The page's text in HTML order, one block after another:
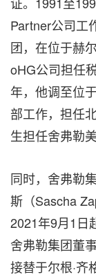
Partner公司工
团，在位于赫
oHG公司担任
年，他调至位
部工作，担任
生担任舍弗勒
同时，舍弗勒
斯（Sascha
2021年9月1日
舍弗勒集团董
接替于尔根·齐